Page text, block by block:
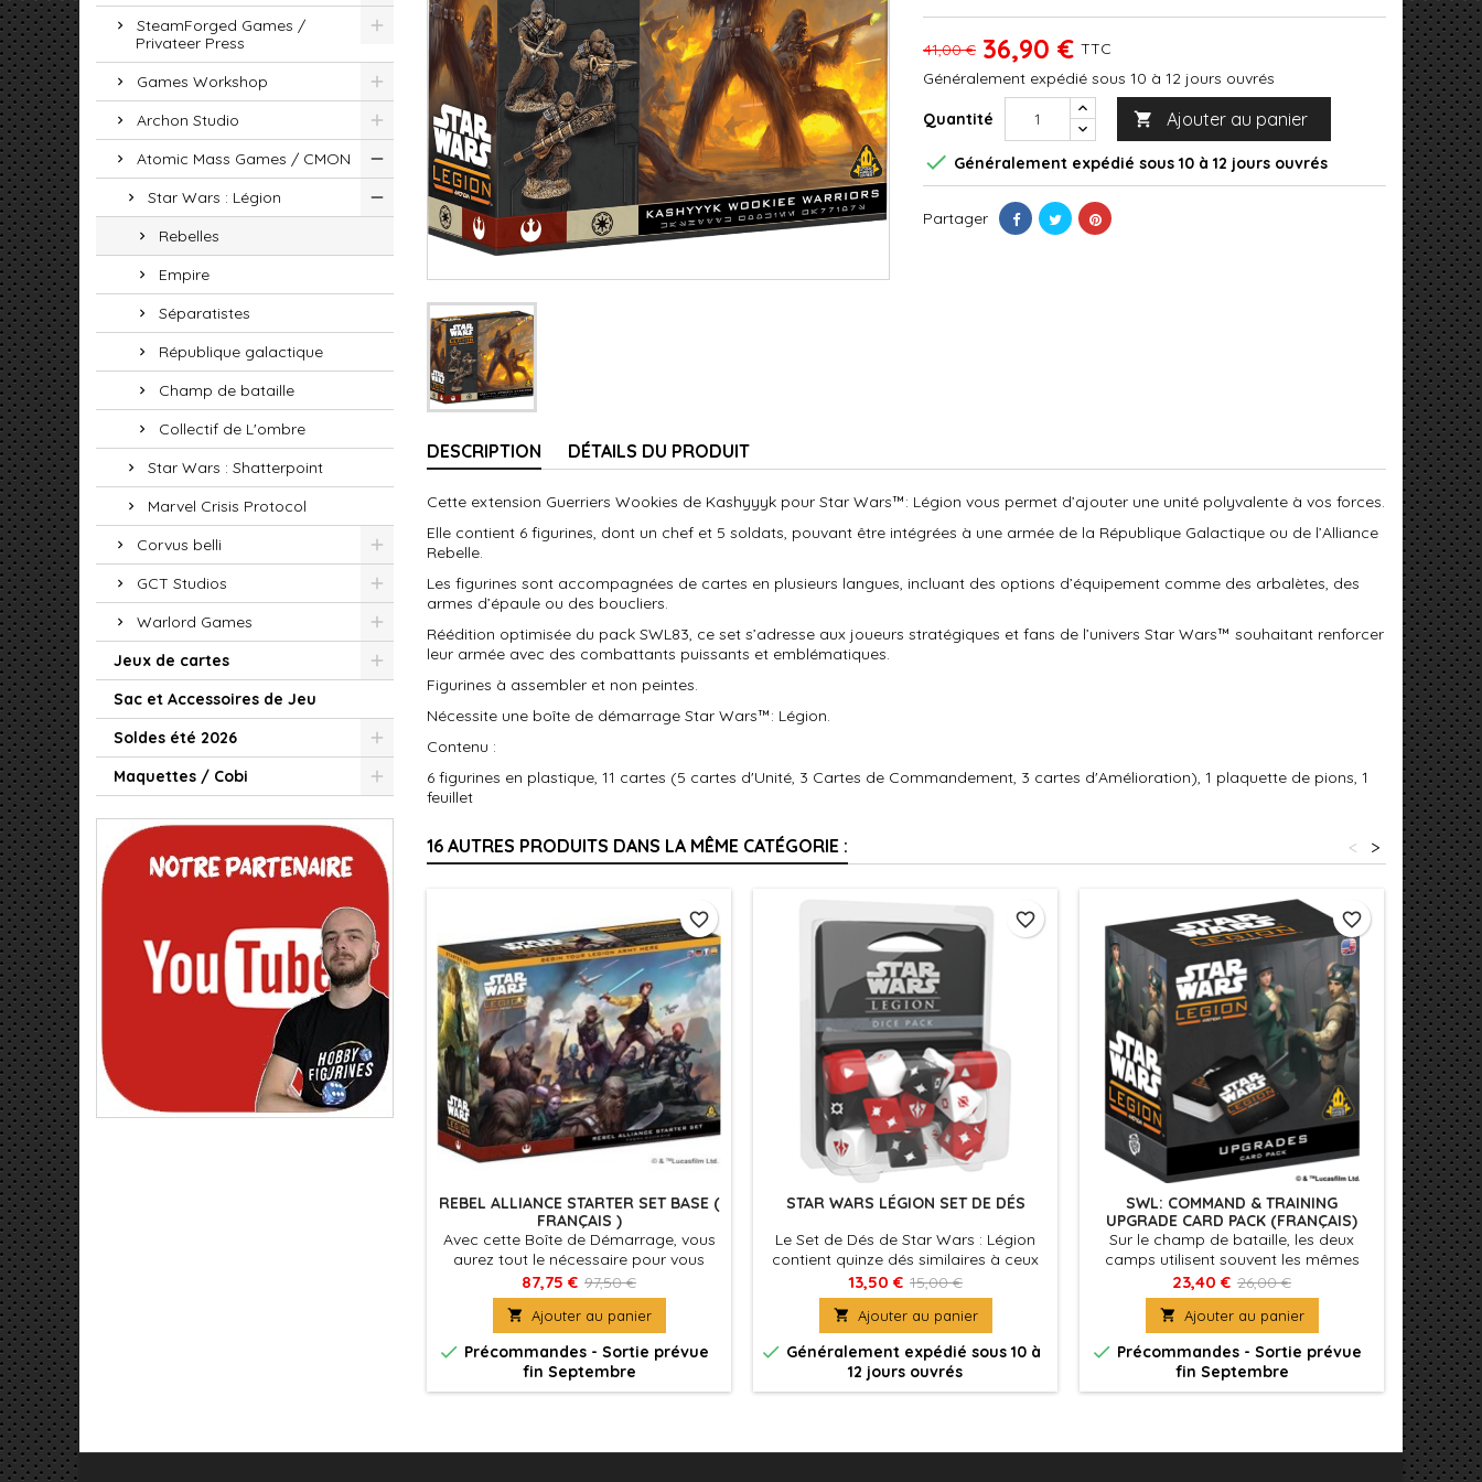
SteamForged Games /
Privateer Press
Games Workshop
Archon Studio
Atomic Mass Games / CMON
Star Wars : Légion
Rebelles
Empire
Séparatistes
République galactique
Champ de bataille
Collectif de L'ombre
Star Wars : Shatterpoint
Marvel Crisis Protocol
Corvus belli
GCT Studios
Warlord Games
Jeux de cartes
Sac et Accessoires de Jeu
Soldes été 2026
Maquettes / Cobi
41,00 € 36,90 € TTC
Généralement expédié sous 10 à 12 jours ouvrés
Quantité  Ajouter au panier
 Généralement expédié sous 10 à 12 jours ouvrés
Partager
DESCRIPTION DÉTAILS DU PRODUIT
Cette extension Guerriers Wookies de Kashyyyk pour Star Wars™: Légion vous permet d’ajouter une unité polyvalente à vos forces.
Elle contient 6 figurines, dont un chef et 5 soldats, pouvant être intégrées à une armée de la République Galactique ou de l’Alliance
Rebelle.
Les figurines sont accompagnées de cartes en plusieurs langues, incluant des options d’équipement comme des arbalètes, des
armes d’épaule ou des boucliers.
Réédition optimisée du pack SWL83, ce set s’adresse aux joueurs stratégiques et fans de l’univers Star Wars™ souhaitant renforcer
leur armée avec des combattants puissants et emblématiques.
Figurines à assembler et non peintes.
Nécessite une boîte de démarrage Star Wars™: Légion.
Contenu :
6 figurines en plastique, 11 cartes (5 cartes d'Unité, 3 Cartes de Commandement, 3 cartes d'Amélioration), 1 plaquette de pions, 1
feuillet
16 AUTRES PRODUITS DANS LA MÊME CATÉGORIE : >
<
REBEL ALLIANCE STARTER SET BASE (
FRANÇAIS )
Avec cette Boîte de Démarrage, vous
aurez tout le nécessaire pour vous
lancer dans Star Wars™: Legion avec
l’Alliance Rebelle.
87,75 € 97,50 €
 Ajouter au panier
 Précommandes - Sortie prévue
fin Septembre
favorite_border
STAR WARS LÉGION SET DE DÉS
Le Set de Dés de Star Wars : Légion
contient quinze dés similaires à ceux
contenus dans la boîte de base.
13,50 € 15,00 €
 Ajouter au panier
 Généralement expédié sous 10 à
12 jours ouvrés
favorite_border
SWL: COMMAND & TRAINING
UPGRADE CARD PACK (FRANÇAIS)
Sur le champ de bataille, les deux
camps utilisent souvent les mêmes
armes et tactiques.
23,40 € 26,00 €
 Ajouter au panier
 Précommandes - Sortie prévue
fin Septembre
favorite_border
En
force
